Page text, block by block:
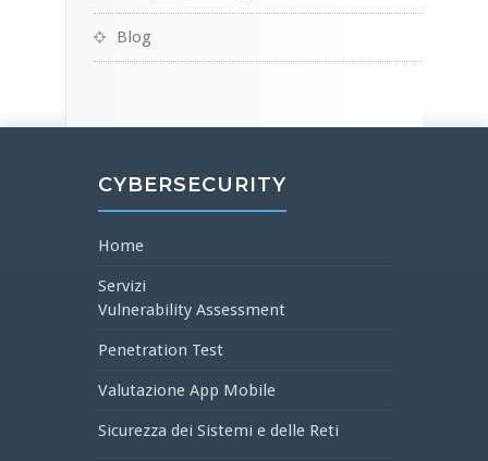
Blog
CYBERSECURITY
Home
Servizi
Vulnerability Assessment
Penetration Test
Valutazione App Mobile
Sicurezza dei Sistemi e delle Reti